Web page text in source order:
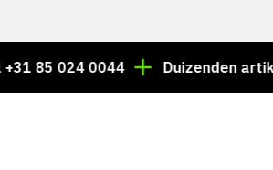
024 0044 Duizenden